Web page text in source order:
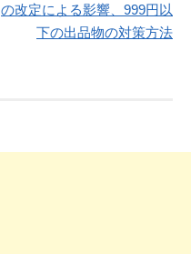
の改定による影響、999円以
下の出品物の対策方法